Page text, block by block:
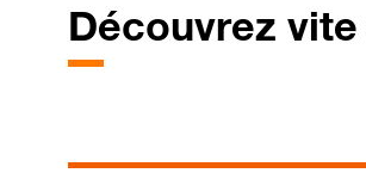
Découvrez